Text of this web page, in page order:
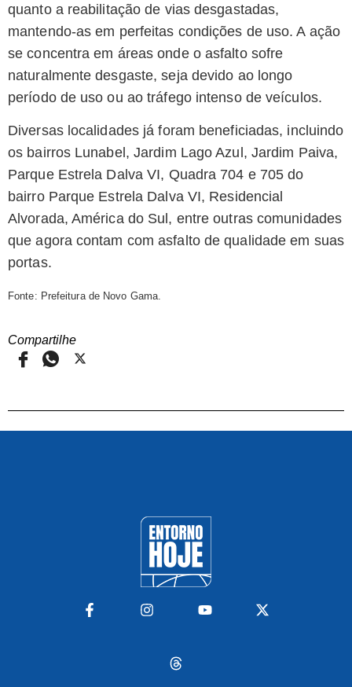
quanto a reabilitação de vias desgastadas,
mantendo-as em perfeitas condições de uso. A ação
se concentra em áreas onde o asfalto sofre
naturalmente desgaste, seja devido ao longo
período de uso ou ao tráfego intenso de veículos.
Diversas localidades já foram beneficiadas, incluindo
os bairros Lunabel, Jardim Lago Azul, Jardim Paiva,
Parque Estrela Dalva VI, Quadra 704 e 705 do
bairro Parque Estrela Dalva VI, Residencial
Alvorada, América do Sul, entre outras comunidades
que agora contam com asfalto de qualidade em suas
portas.
Fonte: Prefeitura de Novo Gama.
Compartilhe